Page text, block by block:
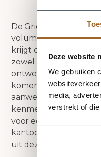
Deze website
We gebruiken
media,
verstrekt of
De Grigio Elena 70 -
volume en een
krijgt deze
zowel moderne als
ontwerp een rustige,
komen. Het
aanwezigheid heeft
kenmerken: plantgat
voor een luxe look en
kantoor, op het
uit dezelfde serie